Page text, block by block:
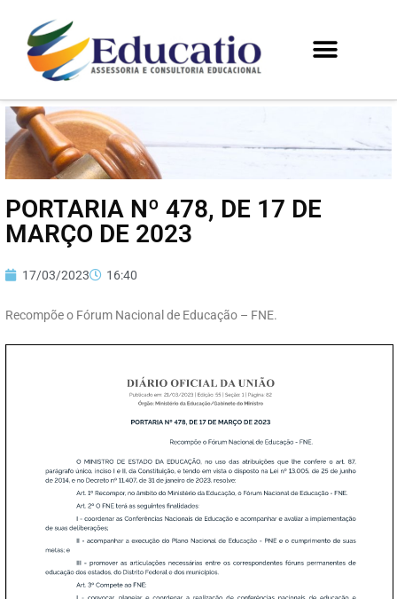
PORTARIA Nº 478, DE 17 DE
MARÇO DE 2023
17/03/2023 16:40
Recompõe o Fórum Nacional de Educação – FNE.